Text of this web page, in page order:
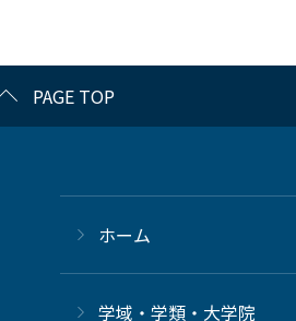
PAGE TOP
ホーム
学域・学類・大学院